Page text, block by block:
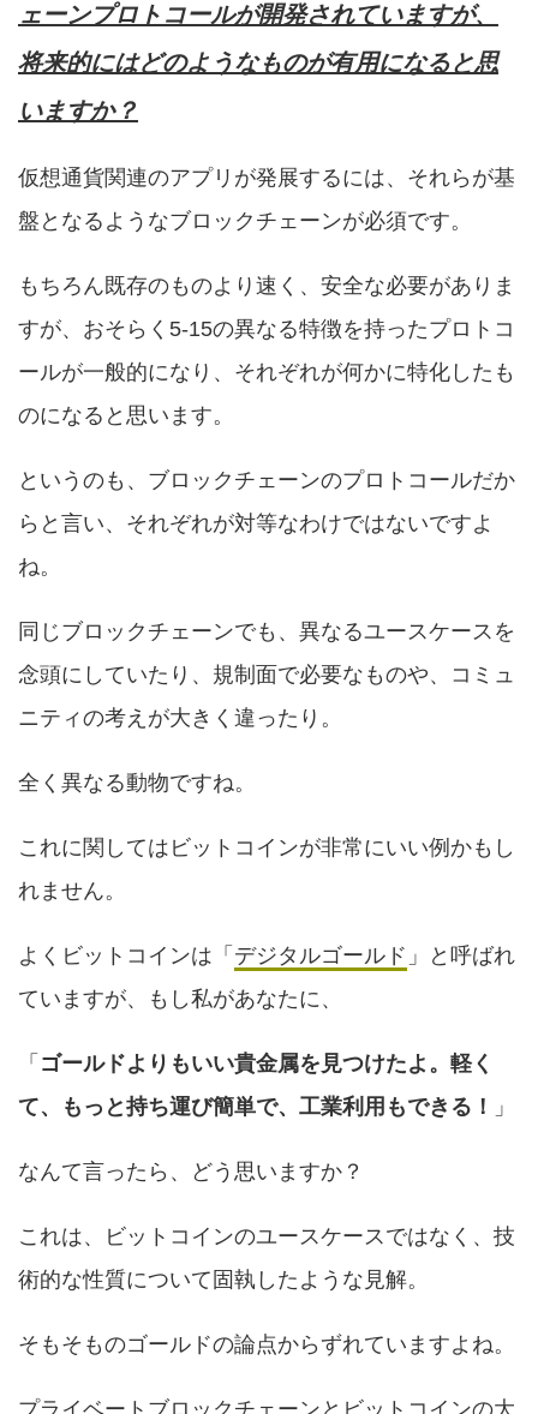
ェーンプロトコールが開発されていますが、
将来的にはどのようなものが有用になると思
いますか？
仮想通貨関連のアプリが発展するには、それらが基
盤となるようなブロックチェーンが必須です。
もちろん既存のものより速く、安全な必要がありま
すが、おそらく5-15の異なる特徴を持ったプロトコ
ールが一般的になり、それぞれが何かに特化したも
のになると思います。
というのも、ブロックチェーンのプロトコールだか
らと言い、それぞれが対等なわけではないですよ
ね。
同じブロックチェーンでも、異なるユースケースを
念頭にしていたり、規制面で必要なものや、コミュ
ニティの考えが大きく違ったり。
全く異なる動物ですね。
これに関してはビットコインが非常にいい例かもし
れません。
よくビットコインは「 デジタルゴールド 」と呼ばれ
ていますが、もし私があなたに、
「 ゴールドよりもいい貴金属を見つけたよ。軽く
て、もっと持ち運び簡単で、工業利用もできる！
」
なんて言ったら、どう思いますか？
これは、ビットコインのユースケースではなく、技
術的な性質について固執したような見解。
そもそものゴールドの論点からずれていますよね。